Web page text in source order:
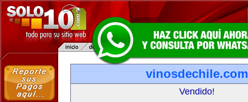
vinosdechile.com
Vendido!